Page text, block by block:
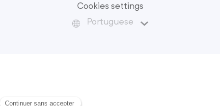
Cookies settings
Portuguese